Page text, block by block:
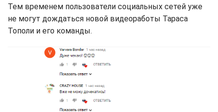
Тем временем пользователи социальных сетей уже
не могут дождаться новой видеоработы Тараса
Тополи и его команды.